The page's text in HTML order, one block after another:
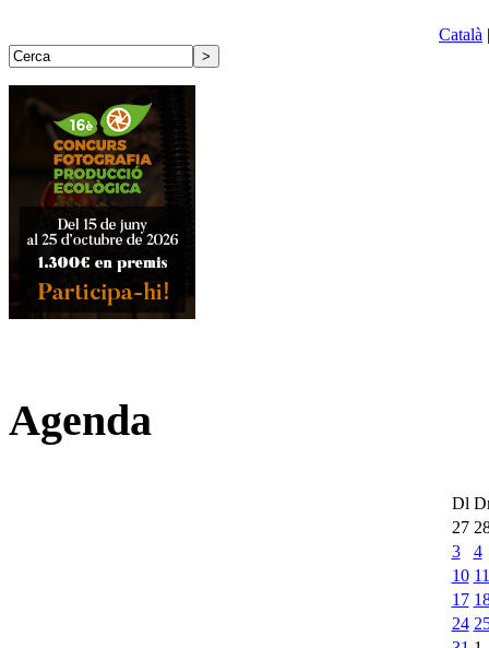
Català
Agenda
Dl
27
3
4
10 11
17
24